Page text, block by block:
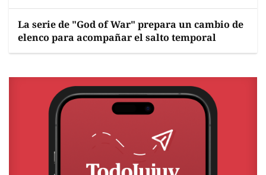
La serie de "God of War" prepara un cambio de
elenco para acompañar el salto temporal